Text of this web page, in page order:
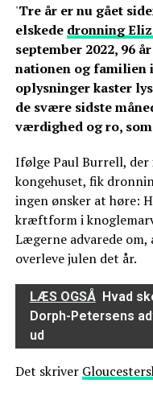
'Tre år er nu gået
elskede dronning
september 2022, 96
nationen og familien
oplysninger kaster
de svære sidste
værdighed og ro,
Ifølge Paul Burrell,
kongehuset, fik
ingen ønsker at høre:
kræftform i
Lægerne advarede
overleve julen det år.
LÆS OGSÅ Hvad
Dorph-Petersens
ud
Det skriver